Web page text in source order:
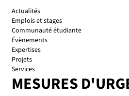
Actualités
Emplois et stages
Communauté étudiante
Évènements
Expertises
Projets
Services
MESURES